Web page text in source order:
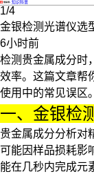
·知识科普
1/4
金银检测光谱仪选
6小时前
检测贵金属成分时
效率。这篇文章帮
使用中的常见误区。
一、金银检
贵金属成分分析对
可能因样品损耗影
能在几秒内完成元